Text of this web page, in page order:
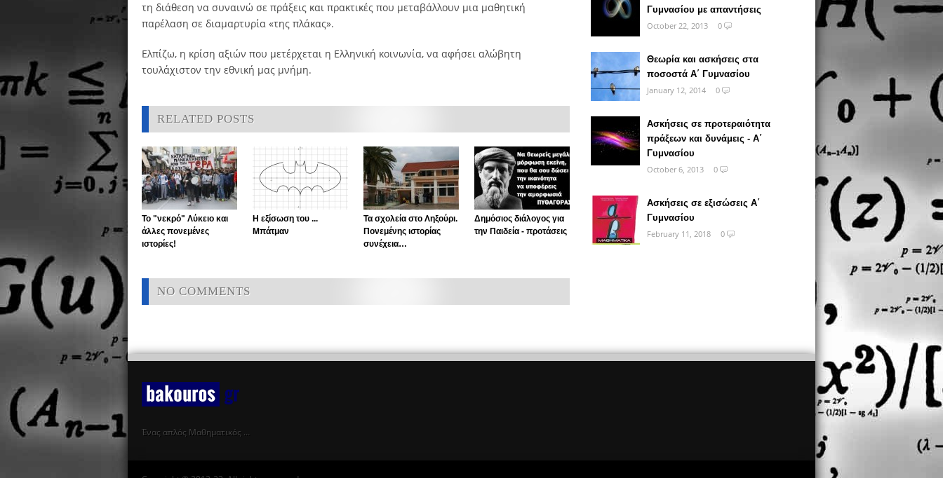
τη διάθεση να συναινώ σε πράξεις και πρακτικές που μεταβάλλουν μια μαθητική
παρέλαση σε διαμαρτυρία «της πλάκας».
Ελπίζω, η κρίση αξιών που μετέρχεται η Ελληνική κοινωνία, να αφήσει αλώβητη
τουλάχιστον την εθνική μας μνήμη.
RELATED POSTS
Το "νεκρό" Λύκειο και
άλλες πονεμένες
ιστορίες!
Η εξίσωση του ...
Μπάτμαν
Τα σχολεία στο Ληξούρι.
Πονεμένης ιστορίας
συνέχεια…
Δημόσιος διάλογος για
την Παιδεία - προτάσεις
NO COMMENTS
Γυμνασίου με απαντήσεις
October 22, 2013
0
Θεωρία και ασκήσεις στα
ποσοστά Α΄ Γυμνασίου
January 12, 2014
0
Ασκήσεις σε προτεραιότητα
πράξεων και δυνάμεις - Α΄
Γυμνασίου
October 6, 2013
0
Ασκήσεις σε εξισώσεις Α΄
Γυμνασίου
February 11, 2018
0
Ένας απλός Μαθηματικός …